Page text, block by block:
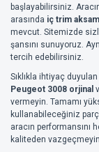
başlayabilirsiniz.
arasında iç trim
mevcut. Sitemizde
şansını sunuyoruz.
tercih edebilirsiniz.
Sıklıkla ihtiyaç duyulan
Peugeot 3008 orjinal
vermeyin. Tamamı
kullanabileceğiniz
aracın
kaliteden